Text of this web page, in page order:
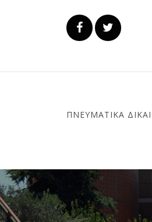
ΠΝΕΥΜΑΤΙΚΆ